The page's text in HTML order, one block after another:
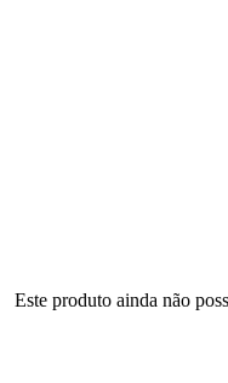
Este produto ainda não